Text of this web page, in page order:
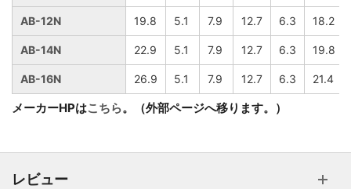
AB-12N 19.8 5.1 7.9 12.7 6.3 18.2
AB-14N 22.9 5.1 7.9 12.7 6.3 19.8
AB-16N 26.9 5.1 7.9 12.7 6.3 21.4
メーカーHPはこちら。（外部ページへ移ります。）
レビュー